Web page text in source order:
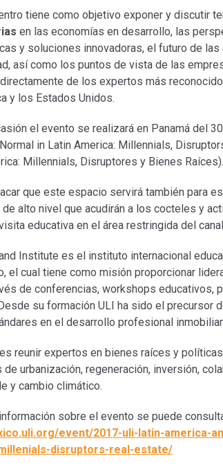
tiene como objetivo exponer y discutir
en las economías en desarrollo, las
y soluciones innovadoras, el futuro de
así como los puntos de vista de las
de los expertos más
y los Estados Unidos.
el evento se realizará en Panamá del
in Latin America: Millennials,
Millennials, Disruptores y Bienes Raíces).
que este espacio servirá también para
alto nivel que acudirán a los cocteles y
educativa en el área restringida del
Institute es el instituto internacional
el cual tiene como misión proporcionar
de conferencias, workshops educativos,
su formación ULI ha sido el precursor
en el desarrollo profesional
reunir expertos en bienes raíces y
de urbanización, regeneración, inversión,
y cambio climático.
sobre el evento se puede
event/2017-uli-latin-america-
disruptors-real-estate/